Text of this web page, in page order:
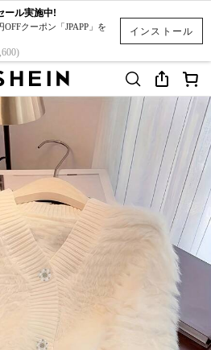
インストール
ール実施中!
クーポン「JPAPP」を